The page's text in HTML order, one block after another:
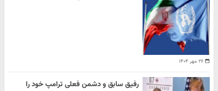
۲۶ مهر ۱۴۰۴
رفیق سابق و دشمن فعلی ترامپ خود را